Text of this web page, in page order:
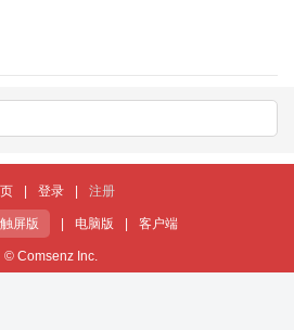
登录 注册
触屏版 电脑版 客户端
© Comsenz Inc.